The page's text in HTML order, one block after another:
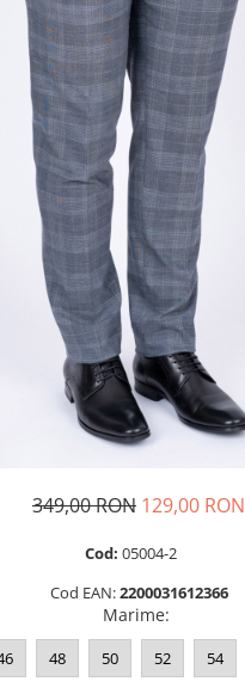
349,00 RON 129,00 RON
Cod: 05004-2
Cod EAN:2200031612366
Marime:
48 50 52 54